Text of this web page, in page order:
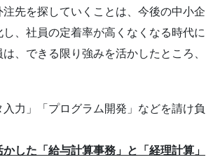
先を探していくことは、今後の中小企
、社員の定着率が高くなくなる時代に
、できる限り強みを活かしたところ、
力」「プログラム開発」などを請け負
した「給与計算事務」と「経理計算」